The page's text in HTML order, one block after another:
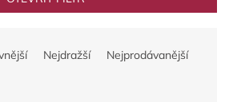
Nejdražší Nejprodávanější